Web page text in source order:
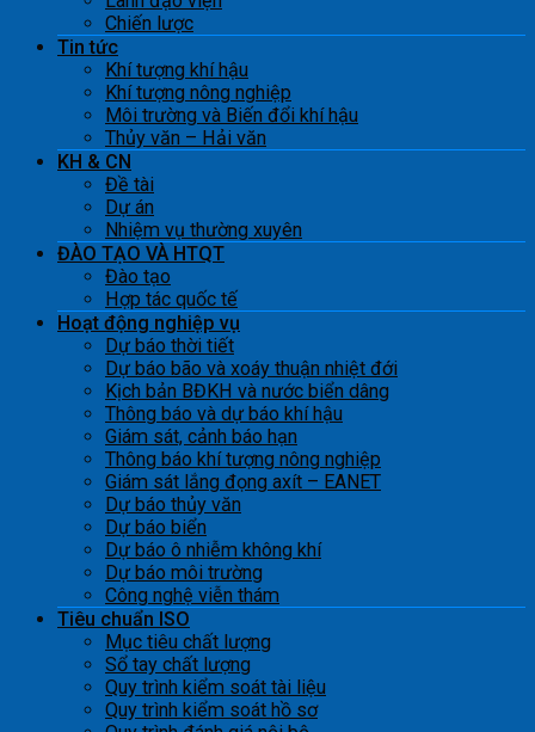
Chiến lược
Tin tức
Khí tượng khí hậu
Khí tượng nông nghiệp
Môi trường và Biến đổi khí hậu
Thủy văn – Hải văn
KH & CN
Đề tài
Dự án
Nhiệm vụ thường xuyên
ĐÀO TẠO VÀ HTQT
Đào tạo
Hợp tác quốc tế
Hoạt động nghiệp vụ
Dự báo thời tiết
Dự báo bão và xoáy thuận nhiệt đới
Kịch bản BĐKH và nước biển dâng
Thông báo và dự báo khí hậu
Giám sát, cảnh báo hạn
Thông báo khí tượng nông nghiệp
Giám sát lắng đọng axít – EANET
Dự báo thủy văn
Dự báo biển
Dự báo ô nhiễm không khí
Dự báo môi trường
Công nghệ viễn thám
Tiêu chuẩn ISO
Mục tiêu chất lượng
Sổ tay chất lượng
Quy trình kiểm soát tài liệu
Quy trình kiểm soát hồ sơ